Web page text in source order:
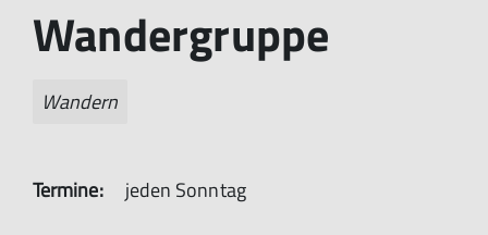
Wandergruppe
Wandern
Termine: jeden Sonntag